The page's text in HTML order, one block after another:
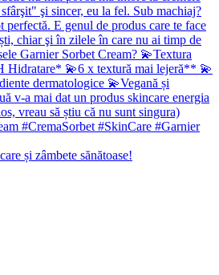
și zâmbete sănătoase!